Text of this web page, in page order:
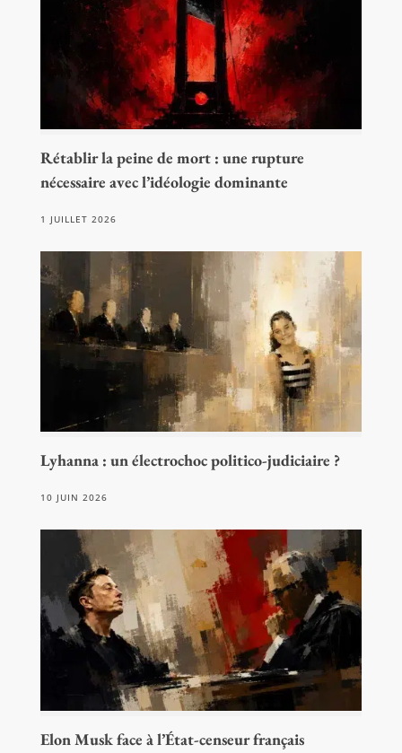
Rétablir la peine de mort : une rupture
nécessaire avec l’idéologie dominante
1 JUILLET 2026
Lyhanna : un électrochoc politico-judiciaire ?
10 JUIN 2026
Elon Musk face à l’État-censeur français